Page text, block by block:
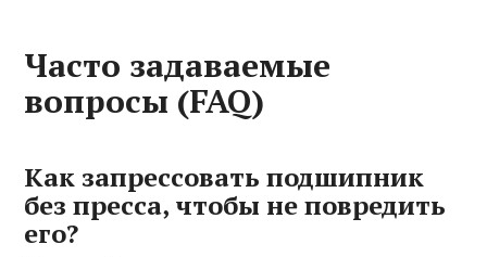
Часто задаваемые
вопросы (FAQ)
Как запрессовать подшипник
без пресса, чтобы не повредить
его?